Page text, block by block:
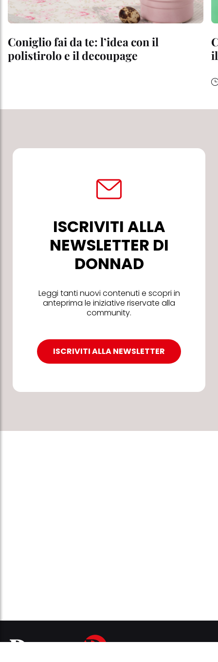
Coniglio fai da te: l’idea con il
polistirolo e il decoupage
ISCRIVITI ALLA
NEWSLETTER DI
DONNAD
Leggi tanti nuovi contenuti e scopri in
anteprima le iniziative riservate alla
community.
ISCRIVITI ALLA NEWSLETTER